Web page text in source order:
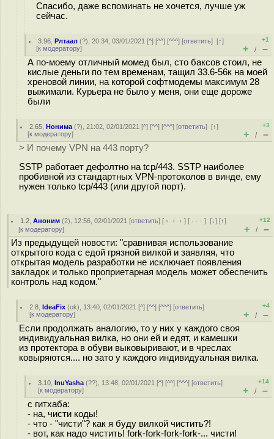
Спасибо, даже вспоминать не хочется, лучше уж
сейчас.
3.96 ,Рлтаал (?), 20:34, 03/01/2021 [^] [^^] [^^^] [ответить][↑]
[к модератору]
+1
+ / –
А по-моему отличный момед был, сто баксов стоил, не
кислые деньги по тем временам, тащил 33.6-56к на моей
хреновой линии, на которой софтмодемы максимум 28
выжимали. Курьера не было у меня, они еще дороже
были
2.65 ,Нонима (?), 21:02, 02/01/2021 [^] [^^] [^^^] [ответить][↑]
[к модератору]
+3
+ / –
> И почему VPN на 443 порту?
SSTP работает дефолтно на tcp/443. SSTP наиболее
пробивной из стандартных VPN-протоколов в винде, ему
нужен только tcp/443 (или другой порт).
1.2 ,Аноним (2), 12:56, 02/01/2021 [ответить] [ ﹢﹢﹢] [ · · ·][↓] [↑]
[к модератору]
+12
+ / –
Из предыдущей новости: "сравнивая использование
открытого кода с едой грязной вилкой и заявляя, что
открытая модель разработки не исключает появления
закладок и только проприетарная модель может обеспечить
контроль над кодом."
2.8 ,IdeaFix (ok), 13:40, 02/01/2021 [^] [^^] [^^^] [ответить]
[к модератору]
+4
+ / –
Если продолжать аналогию, то у них у каждого своя
индивидуальная вилка, но они ей и едят, и камешки
из протектора в обуви выковыривают, и в чреслах
ковыряются.... но зато у каждого индивидуальная вилка.
3.10 ,InuYasha (??), 13:48, 02/01/2021 [^] [^^] [^^^] [ответить]
[к модератору]
+14
+ / –
с гитхаба:
- на, чисти коды!
- что - "чисти"? как я буду вилкой чистить?!
- вот, как надо чистить! fork-fork-fork-fork-... чисти!